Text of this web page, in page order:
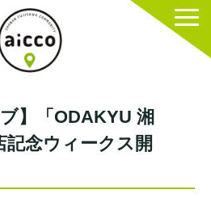
】「ODAKYU 湘
記念ウィークス開